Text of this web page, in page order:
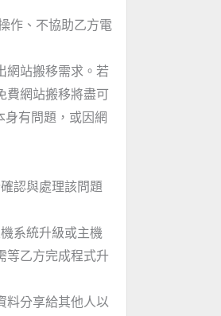
作、不協助乙方電
網站搬移需求。若
費網站搬移將盡可
有問題，或因網
認與處理該問題
系統升級或主機
等乙方完成程式升
料分享給其他人以